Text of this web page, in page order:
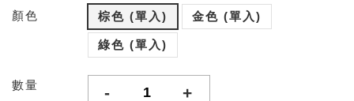
顏色 棕色 (單入) 金色 (單入)
綠色 (單入)
數量 - +